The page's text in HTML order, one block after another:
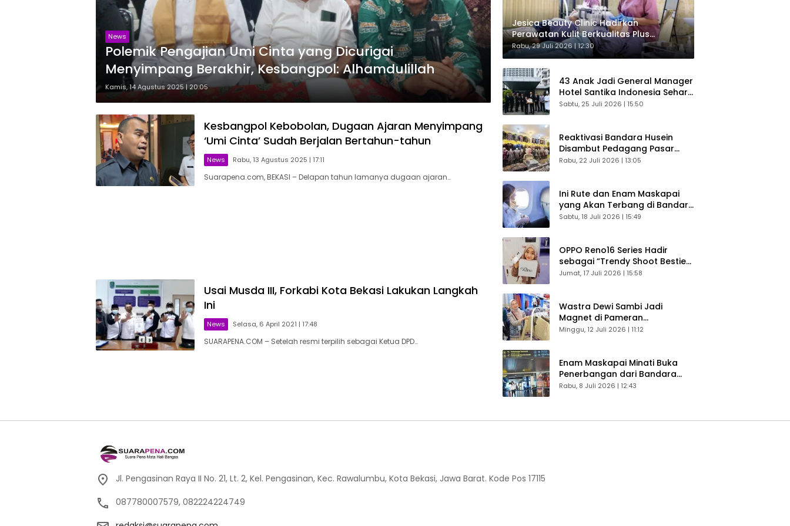
News
Polemik Pengajian Umi Cinta yang Dicurigai
Menyimpang Berakhir, Kesbangpol: Alhamdulillah
Kamis, 14 Agustus 2025 | 20:05
Kesbangpol Kebobolan, Dugaan Ajaran Menyimpang
‘Umi Cinta’ Sudah Berjalan Bertahun-tahun
News Rabu, 13 Agustus 2025 | 17:11
Suarapena.com, BEKASI – Delapan tahun lamanya dugaan ajaran…
Usai Musda III, Forkabi Kota Bekasi Lakukan Langkah
Ini
News Selasa, 6 April 2021 | 17:48
SUARAPENA.COM – Setelah resmi terpilih sebagai Ketua DPD…
Jesica Beauty Clinic Hadirkan
Perawatan Kulit Berkualitas Plus
Konsultasi Gratis
Rabu, 29 Juli 2026 | 12:30
43 Anak Jadi General Manager
Hotel Santika Indonesia Sehari
Sukses Digelar
Sabtu, 25 Juli 2026 | 15:50
Reaktivasi Bandara Husein
Disambut Pedagang Pasar
Baru, Diyakini Bangkitkan
Rabu, 22 Juli 2026 | 13:05
Ini Rute dan Enam Maskapai
yang Akan Terbang di Bandara
Husein Sastranegara
Sabtu, 18 Juli 2026 | 15:49
OPPO Reno16 Series Hadir
sebagai “Trendy Shoot Bestie”,
Bikin Konten Kreator Makin
Jumat, 17 Juli 2026 | 15:58
Wastra Dewi Sambi Jadi
Magnet di Pameran
Dekranasda, Banyak Diminati
Minggu, 12 Juli 2026 | 11:12
Enam Maskapai Minati Buka
Penerbangan dari Bandara
Husein Sastranegara
Rabu, 8 Juli 2026 | 12:43
Jl. Pengasinan Raya II No. 21, Lt. 2, Kel. Pengasinan, Kec. Rawalumbu, Kota Bekasi, Jawa Barat. Kode Pos 17115
087780007579, 082224224749